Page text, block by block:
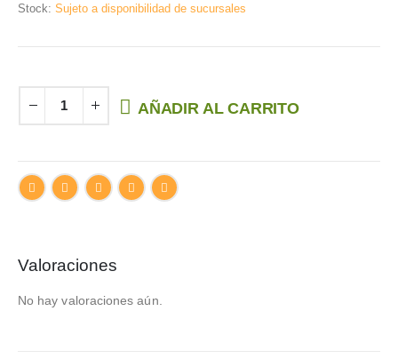
Stock: Sujeto a disponibilidad de sucursales
AÑADIR AL CARRITO
Valoraciones
No hay valoraciones aún.